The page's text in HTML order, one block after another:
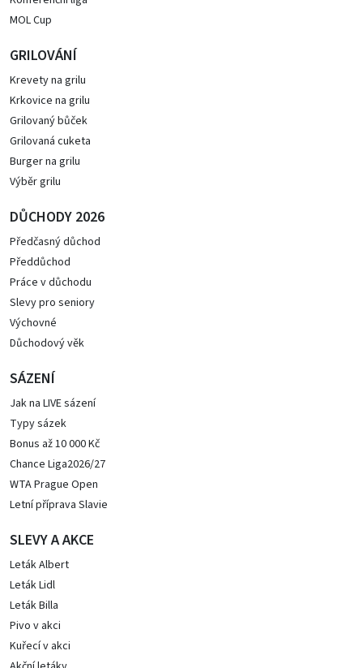
MOL Cup
GRILOVÁNÍ
Krevety na grilu
Krkovice na grilu
Grilovaný bůček
Grilovaná cuketa
Burger na grilu
Výběr grilu
DŮCHODY 2026
Předčasný důchod
Předdůchod
Práce v důchodu
Slevy pro seniory
Výchovné
Důchodový věk
SÁZENÍ
Jak na LIVE sázení
Typy sázek
Bonus až 10 000 Kč
Chance Liga2026/27
WTA Prague Open
Letní příprava Slavie
SLEVY A AKCE
Leták Albert
Leták Lidl
Leták Billa
Pivo v akci
Kuřecí v akci